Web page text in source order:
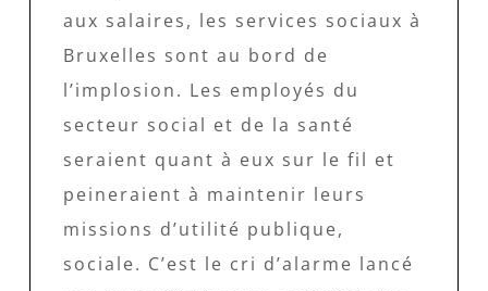
aux salaires, les services sociaux à
Bruxelles sont au bord de
l’implosion. Les employés du
secteur social et de la santé
seraient quant à eux sur le fil et
peineraient à maintenir leurs
missions d’utilité publique,
sociale. C’est le cri d’alarme lancé